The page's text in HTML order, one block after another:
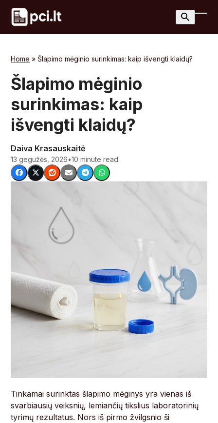
Skip
content
Home » Šlapimo mėginio surinkimas: kaip išvengti klaidų?
Šlapimo mėginio
surinkimas: kaip
išvengti klaidų?
Daiva Krasauskaitė
13 gegužės, 2026•10 minute read
Tinkamai surinktas šlapimo mėginys yra vienas iš
svarbiausių veiksnių, lemiančių tikslius laboratorinių
tyrimų rezultatus. Nors iš pirmo žvilgsnio ši